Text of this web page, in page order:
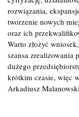
rozwiązania,
tworzenie nowych
oraz ich
Warto złożyć
szansa zrealizowania
dużego
krótkim czasie, więc
Arkadiusz